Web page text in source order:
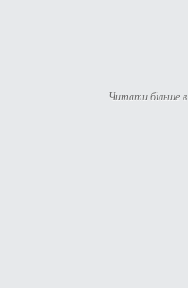
Читати більше в